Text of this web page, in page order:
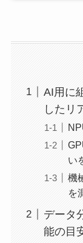
AI用に
したリ
い
機
を
データ
能の目